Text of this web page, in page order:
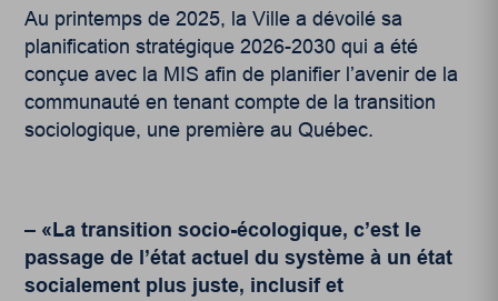
Au printemps de 2025, la Ville a dévoilé sa
planification stratégique 2026-2030 qui a été
conçue avec la MIS afin de planifier l’avenir de la
communauté en tenant compte de la transition
sociologique, une première au Québec.
– «La transition socio-écologique, c’est le
passage de l’état actuel du système à un état
socialement plus juste, inclusif et